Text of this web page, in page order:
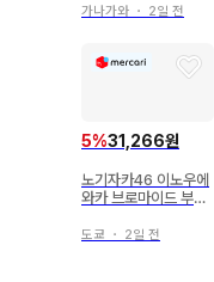
드
가나가와 ・ 2일 전
5%31,266원
노기자카46 이노우에
와카 브로마이드 부도
도쿄 ・ 2일 전